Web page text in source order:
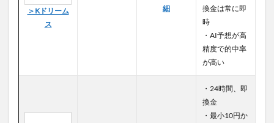
＞Kドリーム
ス
細
換金は常に即
時
・AI予想が高
精度で的中率
が高い
・24時間、即
換金
・最小10円か